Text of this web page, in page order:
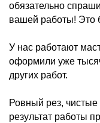
обязательно
вашей работы! Это
У нас работают
оформили уже
других работ.
Ровный рез,
результат работы